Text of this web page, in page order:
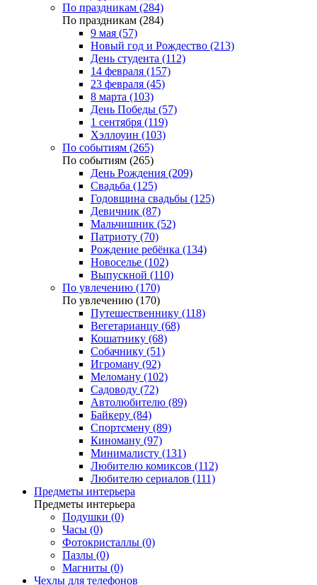
По праздникам (284)
По праздникам (284)
9 мая (57)
Новый год и Рождество (213)
День студента (112)
14 февраля (157)
23 февраля (45)
8 марта (103)
День Победы (57)
1 сентября (119)
Хэллоуин (103)
По событиям (265)
По событиям (265)
День Рождения (209)
Свадьба (125)
Годовщина свадьбы (125)
Девичник (87)
Мальчишник (52)
Патриоту (70)
Рождение ребёнка (134)
Новоселье (102)
Выпускной (110)
По увлечению (170)
По увлечению (170)
Путешественнику (118)
Вегетарианцу (68)
Кошатнику (68)
Собачнику (51)
Игроману (92)
Меломану (102)
Садоводу (72)
Автолюбителю (89)
Байкеру (84)
Спортсмену (89)
Киноману (97)
Минималисту (131)
Любителю комиксов (112)
Любителю сериалов (111)
Предметы интерьера
Предметы интерьера
Подушки (0)
Часы (0)
Фотокристаллы (0)
Пазлы (0)
Магниты (0)
Чехлы для телефонов